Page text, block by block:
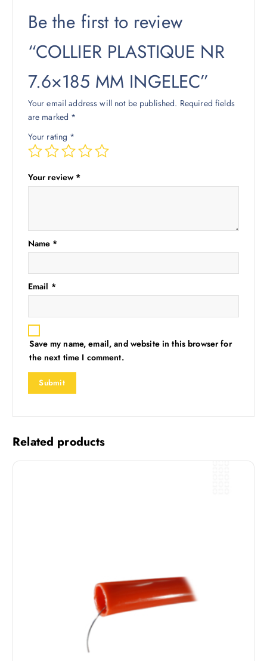
Be the first to review
“COLLIER PLASTIQUE NR
7.6×185 MM INGELEC”
Your email address will not be published. Required fields
are marked *
Your rating *
Your review *
Name *
Email *
Save my name, email, and website in this browser for
the next time I comment.
Related products